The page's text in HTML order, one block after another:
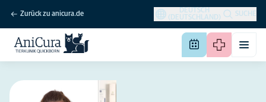
Zurück zu anicura.de
DEUTSCH
(DEUTSCHLAND)
SUCHE